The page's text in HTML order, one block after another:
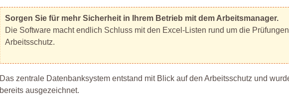
Sorgen Sie für mehr Sicherheit in Ihrem Betrieb mit dem Arbeitsmanager.
Die Software macht endlich Schluss mit den Excel-Listen rund um die
Arbeitsschutz.
Das zentrale Datenbanksystem entstand mit Blick auf den Arbeitsschutz und
bereits ausgezeichnet.